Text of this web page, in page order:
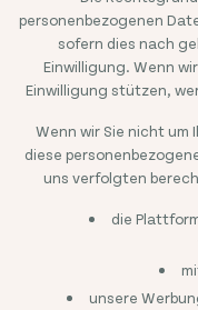
personenbezogenen
sofern dies nach
Einwilligung. Wenn
Einwilligung stützen,
Wenn wir Sie nicht um
diese
uns verfolgten
die
unsere